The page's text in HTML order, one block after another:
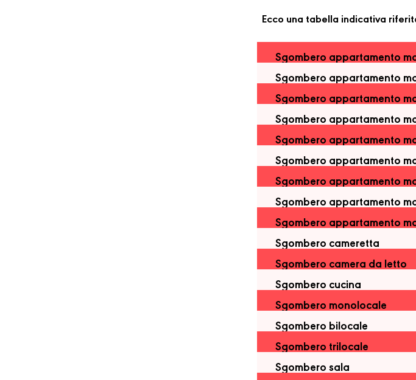
Ecco una tabella indicativa
Sgombero appartamento
Sgombero appartamento
Sgombero appartamento
Sgombero appartamento
Sgombero appartamento
Sgombero appartamento
Sgombero appartamento
Sgombero appartamento
Sgombero appartamento
Sgombero cameretta
Sgombero camera da letto
Sgombero cucina
Sgombero monolocale
Sgombero bilocale
Sgombero trilocale
Sgombero sala